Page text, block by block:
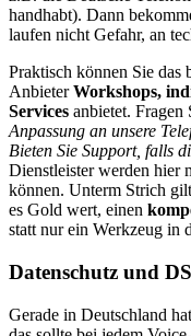
handhabt). Dann
laufen nicht Gefahr, an
Praktisch können Sie das
AnbieterWorkshops,
Services anbietet. Fragen
Anpassung an unsere
Bieten Sie Support, falls
Dienstleister werden hier
können. Unterm Strich
es Gold wert, einen
statt nur ein Werkzeug in
Datenschutz und
Gerade in Deutschland hat